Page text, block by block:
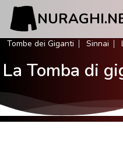
Tombe dei Giganti Sinnai
La Tomba di